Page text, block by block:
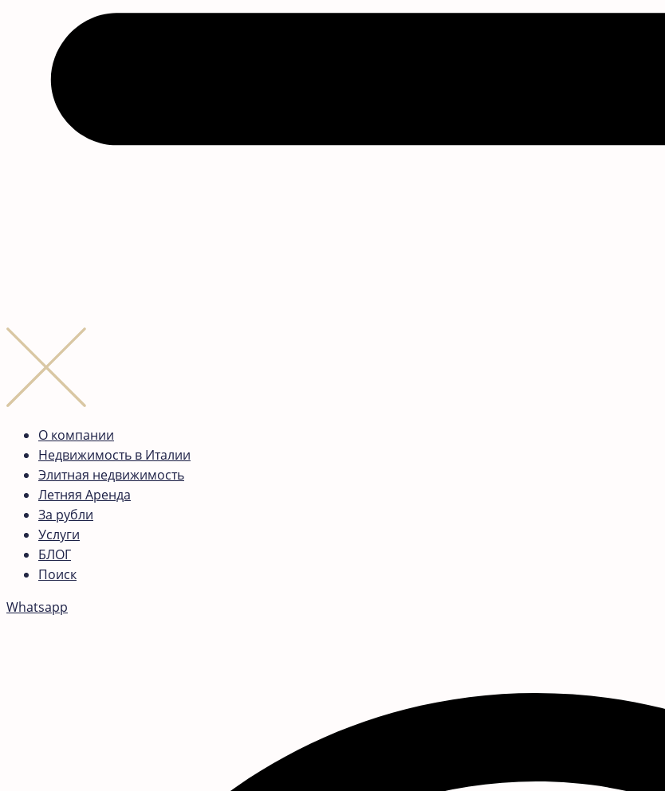
О компании
Недвижимость в Италии
Элитная недвижимость
Летняя Аренда
За рубли
Услуги
БЛОГ
Поиск
Whatsapp